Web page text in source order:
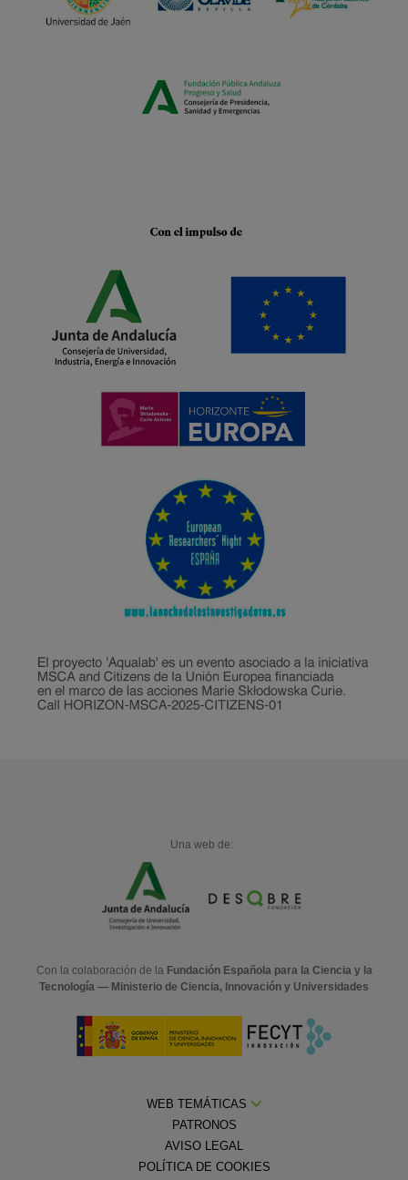
Una web de:
Con la colaboración de la Fundación Española para la Ciencia y la
Tecnología — Ministerio de Ciencia, Innovación y Universidades
WEB TEMÁTICAS
PATRONOS
AVISO LEGAL
POLÍTICA DE COOKIES